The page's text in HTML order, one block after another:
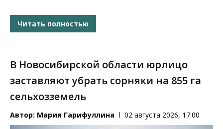
Читать полностью
В Новосибирской области юрлицо
заставляют убрать сорняки на 855 га
сельхозземель
Автор: Мария Гарифуллина 02 августа 2026, 17:00